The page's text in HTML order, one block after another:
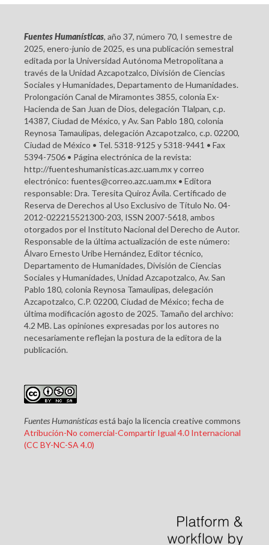
Fuentes Humanísticas, año 37, número 70, I semestre de
2025, enero-junio de 2025, es una publicación semestral
editada por la Universidad Autónoma Metropolitana a
través de la Unidad Azcapotzalco, División de Ciencias
Sociales y Humanidades, Departamento de Humanidades.
Prolongación Canal de Miramontes 3855, colonia Ex-
Hacienda de San Juan de Dios, delegación Tlalpan, c.p.
14387, Ciudad de México, y Av. San Pablo 180, colonia
Reynosa Tamaulipas, delegación Azcapotzalco, c.p. 02200,
Ciudad de México • Tel. 5318-9125 y 5318-9441 • Fax
5394-7506 • Página electrónica de la revista:
http://fuenteshumanisticas.azc.uam.mx y correo
electrónico: fuentes@correo.azc.uam.mx • Editora
responsable: Dra. Teresita Quiroz Ávila. Certificado de
Reserva de Derechos al Uso Exclusivo de Título No. 04-
2012-022215521300-203, ISSN 2007-5618, ambos
otorgados por el Instituto Nacional del Derecho de Autor.
Responsable de la última actualización de este número:
Álvaro Ernesto Uribe Hernández, Editor técnico,
Departamento de Humanidades, División de Ciencias
Sociales y Humanidades, Unidad Azcapotzalco, Av. San
Pablo 180, colonia Reynosa Tamaulipas, delegación
Azcapotzalco, C.P. 02200, Ciudad de México; fecha de
última modificación agosto de 2025. Tamaño del archivo:
4.2 MB. Las opiniones expresadas por los autores no
necesariamente reflejan la postura de la editora de la
publicación.
Fuentes Humanísticasestá bajo la licencia creative commons
Atribución-No comercial-Compartir Igual 4.0 Internacional
(CC BY-NC-SA 4.0)